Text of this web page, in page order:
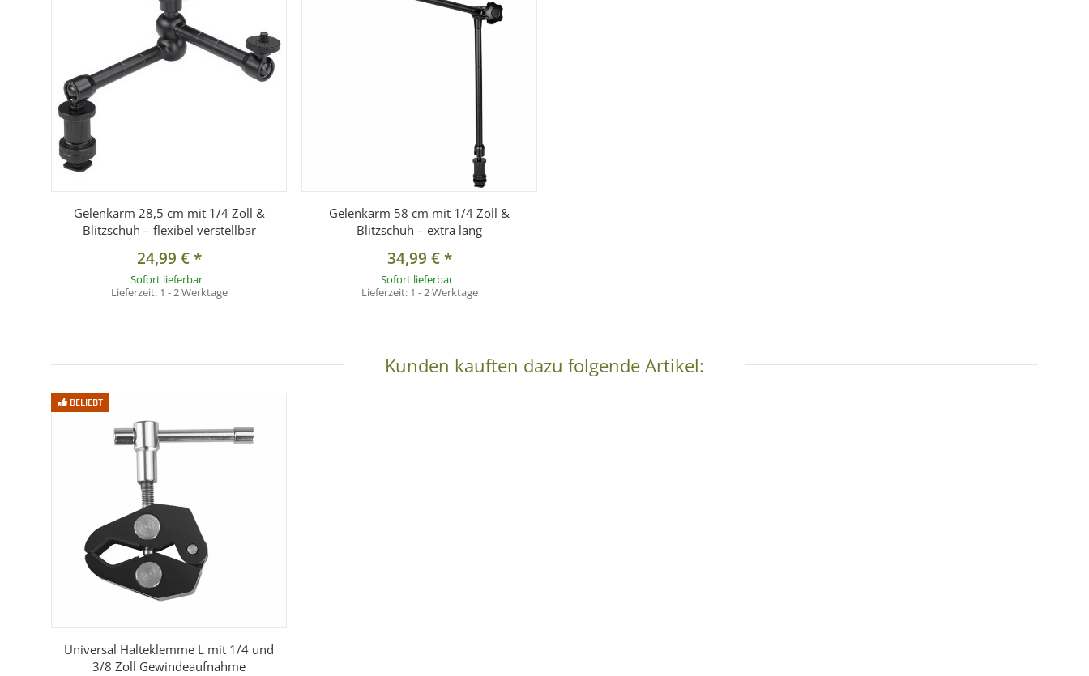
Technische Daten
Gesamtlänge:ca. 18,5 cm
Gewicht:ca. 190 g
Material:
Rohrdurchmesser:
Oben:
Unten:
Tragfähigkeit:
bis ca. 2 kg (abhängig von Ausladung & Befestigung)
Lieferumfang
Gelenkarm 28,5 cm mit 1/4 Zoll &
Blitzschuh – flexibel verstellbar
24,99 €*
Sofort lieferbar
Lieferzeit: 1 - 2 Werktage
Gelenkarm 58 cm mit 1/4 Zoll &
Blitzschuh – extra lang
34,99 €*
Sofort lieferbar
Lieferzeit: 1 - 2 Werktage
Kunden kauften dazu folgende Artikel:
BELIEBT
Universal Halteklemme L mit 1/4 und
3/8 Zoll Gewindeaufnahme